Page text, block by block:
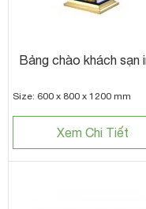
Bảng chào khách sạn
Size: 600 x 800 x 1200 mm
Xem Chi Tiết